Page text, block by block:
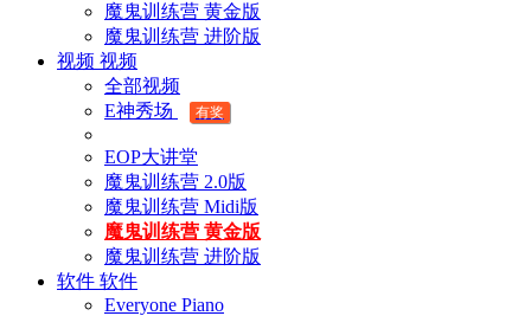
魔鬼训练营 黄金版
魔鬼训练营 进阶版
视频 视频
全部视频
E神秀场
有奖
EOP大讲堂
魔鬼训练营 2.0版
魔鬼训练营 Midi版
魔鬼训练营 黄金版
魔鬼训练营 进阶版
软件 软件
Everyone Piano